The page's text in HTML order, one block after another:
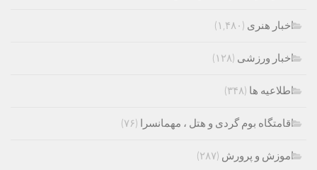
اخبار هنری (۱,۴۸۰)
اخبار ورزشی (۱۲۸)
اطلاعیه ها (۳۴۸)
اقامتگاه بوم گردی و هتل ، مهمانسرا (۷۶)
اموزش و پرورش (۲۸۷)